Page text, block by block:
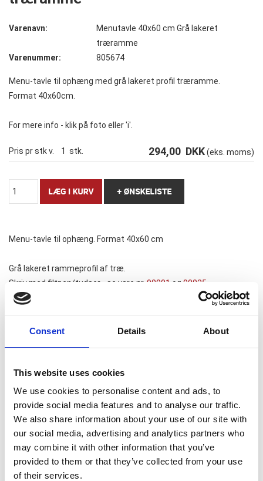
Consent Details About
This website uses cookies
We use cookies to personalise content and ads, to
provide social media features and to analyse our traffic.
We also share information about your use of our site with
our social media, advertising and analytics partners who
may combine it with other information that you’ve
provided to them or that they’ve collected from your use
of their services.
Varenavn:
Menutavle 40x60 cm Grå lakeret
træramme
Varenummer:
805674
Menu-tavle til ophæng med grå lakeret profil træramme.
Format 40x60cm.
For mere info - klik på foto eller 'i'.
Pris pr stk v. 1 stk. 294,00 DKK(eks. moms)
Menu-tavle til ophæng. Format 40x60 cm
Grå lakeret rammeprofil af træ.
Skriv med filtpen/tudser - se vare nr. 90001 og 90025
Relaterede varer
Uni chalk marker Tuschpenne